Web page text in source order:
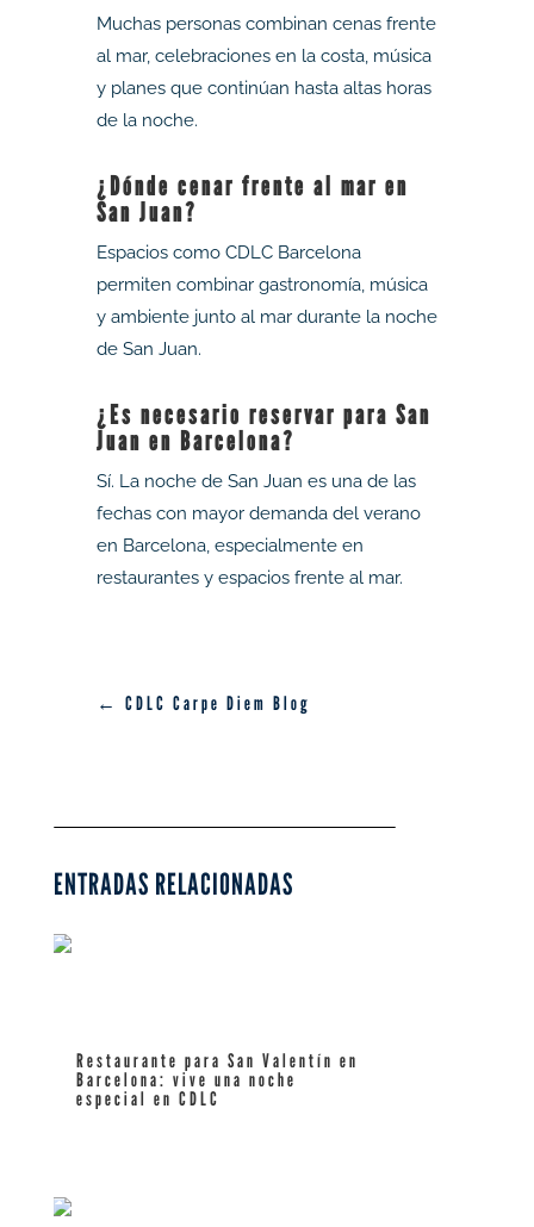
Muchas personas combinan cenas frente
al mar, celebraciones en la costa, música
y planes que continúan hasta altas horas
de la noche.
¿Dónde cenar frente al mar en
San Juan?
Espacios como CDLC Barcelona
permiten combinar gastronomía, música
y ambiente junto al mar durante la noche
de San Juan.
¿Es necesario reservar para San
Juan en Barcelona?
Sí. La noche de San Juan es una de las
fechas con mayor demanda del verano
en Barcelona, especialmente en
restaurantes y espacios frente al mar.
← CDLC Carpe Diem Blog
ENTRADAS RELACIONADAS
Restaurante para San Valentín en
Barcelona: vive una noche
especial en CDLC